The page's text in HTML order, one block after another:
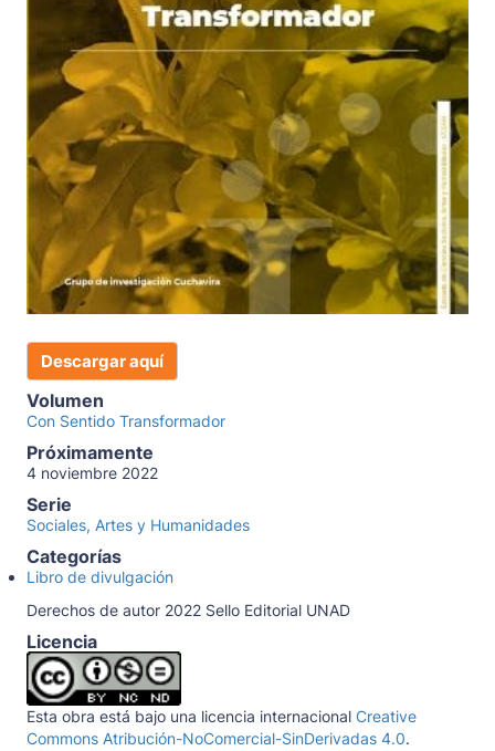
Descargar aquí
Volumen
Con Sentido Transformador
Próximamente
4 noviembre 2022
Serie
Sociales, Artes y Humanidades
Categorías
Libro de divulgación
Derechos de autor 2022 Sello Editorial UNAD
Licencia
Esta obra está bajo una licencia internacional Creative
Commons Atribución-NoComercial-SinDerivadas 4.0.